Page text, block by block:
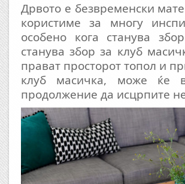
Дрвото е безвременски
користиме за многу
особено кога станува
станува збор за клуб
прават просторот топол и
клуб масичка, може ќе
продолжение да исцрпите